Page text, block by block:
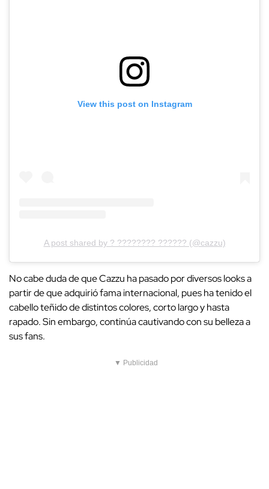
View this post on Instagram
A post shared by ? ???????? ?????? (@cazzu)
No cabe duda de que Cazzu ha pasado por diversos looks a
partir de que adquirió fama internacional, pues ha tenido el
cabello teñido de distintos colores, corto largo y hasta
rapado. Sin embargo, continúa cautivando con su belleza a
sus fans.
▼ Publicidad